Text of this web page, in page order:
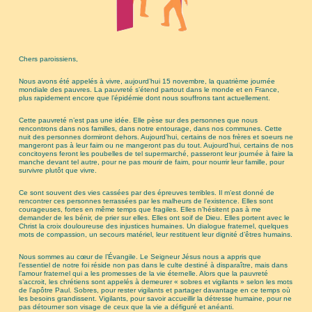
Chers paroissiens,
Nous avons été appelés à vivre, aujourd’hui 15 novembre, la quatrième journée
mondiale des pauvres. La pauvreté s’étend partout dans le monde et en France,
plus rapidement encore que l’épidémie dont nous souffrons tant actuellement.
Cette pauvreté n’est pas une idée. Elle pèse sur des personnes que nous
rencontrons dans nos familles, dans notre entourage, dans nos communes. Cette
nuit des personnes dormiront dehors. Aujourd’hui, certains de nos frères et soeurs ne
mangeront pas à leur faim ou ne mangeront pas du tout. Aujourd’hui, certains de nos
concitoyens feront les poubelles de tel supermarché, passeront leur journée à faire la
manche devant tel autre, pour ne pas mourir de faim, pour nourrir leur famille, pour
survivre plutôt que vivre.
Ce sont souvent des vies cassées par des épreuves terribles. Il m’est donné de
rencontrer ces personnes terrassées par les malheurs de l’existence. Elles sont
courageuses, fortes en même temps que fragiles. Elles n’hésitent pas à me
demander de les bénir, de prier sur elles. Elles ont soif de Dieu. Elles portent avec le
Christ la croix douloureuse des injustices humaines. Un dialogue fraternel, quelques
mots de compassion, un secours matériel, leur restituent leur dignité d’êtres humains.
Nous sommes au cœur de l’Évangile. Le Seigneur Jésus nous a appris que
l’essentiel de notre foi réside non pas dans le culte destiné à disparaître, mais dans
l’amour fraternel qui a les promesses de la vie éternelle. Alors que la pauvreté
s’accroit, les chrétiens sont appelés à demeurer « sobres et vigilants » selon les mots
de l’apôtre Paul. Sobres, pour rester vigilants et partager davantage en ce temps où
les besoins grandissent. Vigilants, pour savoir accueillir la détresse humaine, pour ne
pas détourner son visage de ceux que la vie a défiguré et anéanti.